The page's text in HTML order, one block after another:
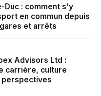
: comment s’y
en commun depuis
et arrêts
Advisors Ltd :
carrière, culture
perspectives